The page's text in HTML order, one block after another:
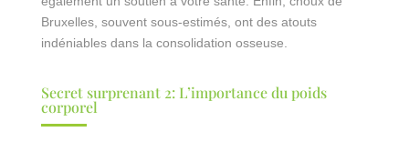
Bruxelles, souvent sous-estimés, ont des atouts
indéniables dans la consolidation osseuse.
Secret surprenant 2: L’importance du poids
corporel